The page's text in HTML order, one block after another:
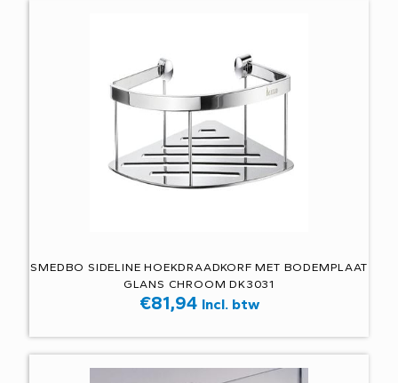
SMEDBO SIDELINE HOEKDRAADKORF MET BODEMPLAAT
GLANS CHROOM DK3031
€81,94 Incl. btw